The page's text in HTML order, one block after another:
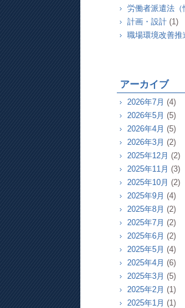
労働者派遣法（
計画・設計 (1)
職場環境改善推
アーカイブ
2026年7月 (4)
2026年5月 (5)
2026年4月 (5)
2026年3月 (2)
2025年12月 (2)
2025年11月 (3)
2025年10月 (2)
2025年9月 (4)
2025年8月 (2)
2025年7月 (2)
2025年6月 (2)
2025年5月 (4)
2025年4月 (6)
2025年3月 (5)
2025年2月 (1)
2025年1月 (1)